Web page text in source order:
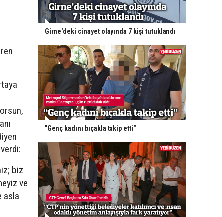
biz
ve
asla
Girne'deki cinayet olayında 7 kişi tutuklandı
"Genç kadını bıçakla takip etti"